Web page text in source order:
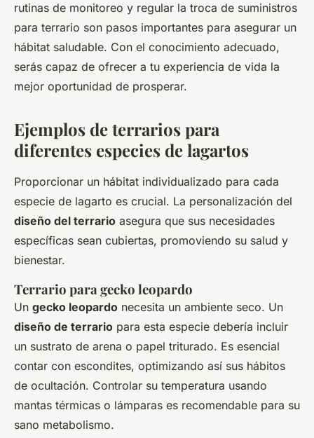
rutinas de monitoreo y regular la troca de suministros
para terrario son pasos importantes para asegurar un
hábitat saludable. Con el conocimiento adecuado,
serás capaz de ofrecer a tu experiencia de vida la
mejor oportunidad de prosperar.
Ejemplos de terrarios para
diferentes especies de lagartos
Proporcionar un hábitat individualizado para cada
especie de lagarto es crucial. La personalización del
diseño del terrario asegura que sus necesidades
específicas sean cubiertas, promoviendo su salud y
bienestar.
Terrario para gecko leopardo
Un gecko leopardo necesita un ambiente seco. Un
diseño de terrario para esta especie debería incluir
un sustrato de arena o papel triturado. Es esencial
contar con escondites, optimizando así sus hábitos
de ocultación. Controlar su temperatura usando
mantas térmicas o lámparas es recomendable para su
sano metabolismo.